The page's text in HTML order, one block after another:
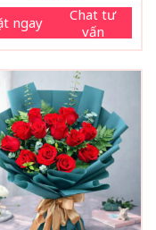
ngay
Chat tư
vấn